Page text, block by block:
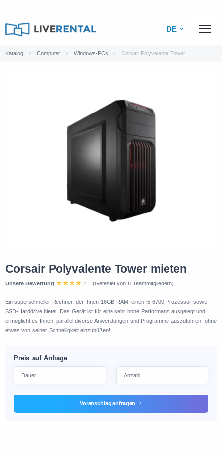
DE
Katalog Computer Windows-PCs Corsair Polyvalente Tower
Corsair Polyvalente Tower mieten
Unsere Bewertung (Getestet von 8 Teammitgliedern)
Ein superschneller Rechner, der Ihnen 16GB RAM, einen i5-6700-Prozessor sowie
SSD-Harddrive bietet! Das Gerät ist für eine sehr hohe Performanz ausgelegt und
ermöglicht es Ihnen, parallel diverse Anwendungen und Programme auszuführen, ohne
etwas von seiner Schnelligkeit einzubüßen!
Preis auf Anfrage
Voranschlag anfragen